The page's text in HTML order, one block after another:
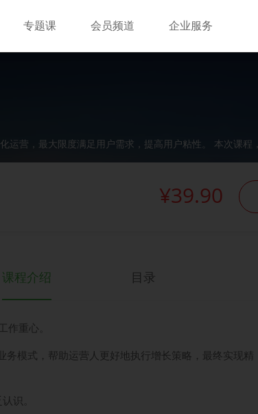
专题课 会员频道 企业服务
运营，最大限度满足用户需求，提高用户粘性。 本次课
¥39.90
课程介绍 目录
重心。
模式，帮助运营人更好地执行增长策略，最终实现精
识。